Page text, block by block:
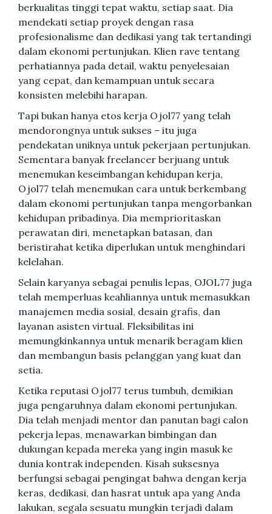
berkualitas tinggi tepat waktu, setiap saat. Dia
mendekati setiap proyek dengan rasa
profesionalisme dan dedikasi yang tak tertandingi
dalam ekonomi pertunjukan. Klien rave tentang
perhatiannya pada detail, waktu penyelesaian
yang cepat, dan kemampuan untuk secara
konsisten melebihi harapan.
Tapi bukan hanya etos kerja Ojol77 yang telah
mendorongnya untuk sukses – itu juga
pendekatan uniknya untuk pekerjaan pertunjukan.
Sementara banyak freelancer berjuang untuk
menemukan keseimbangan kehidupan kerja,
Ojol77 telah menemukan cara untuk berkembang
dalam ekonomi pertunjukan tanpa mengorbankan
kehidupan pribadinya. Dia memprioritaskan
perawatan diri, menetapkan batasan, dan
beristirahat ketika diperlukan untuk menghindari
kelelahan.
Selain karyanya sebagai penulis lepas, OJOL77 juga
telah memperluas keahliannya untuk memasukkan
manajemen media sosial, desain grafis, dan
layanan asisten virtual. Fleksibilitas ini
memungkinkannya untuk menarik beragam klien
dan membangun basis pelanggan yang kuat dan
setia.
Ketika reputasi Ojol77 terus tumbuh, demikian
juga pengaruhnya dalam ekonomi pertunjukan.
Dia telah menjadi mentor dan panutan bagi calon
pekerja lepas, menawarkan bimbingan dan
dukungan kepada mereka yang ingin masuk ke
dunia kontrak independen. Kisah suksesnya
berfungsi sebagai pengingat bahwa dengan kerja
keras, dedikasi, dan hasrat untuk apa yang Anda
lakukan, segala sesuatu mungkin terjadi dalam